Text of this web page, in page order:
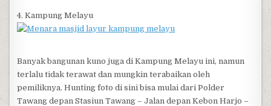
4. Kampung Melayu
Banyak bangunan kuno juga di Kampung Melayu ini, namun
terlalu tidak terawat dan mungkin terabaikan oleh
pemiliknya. Hunting foto di sini bisa mulai dari Polder
Tawang depan Stasiun Tawang – Jalan depan Kebon Harjo –